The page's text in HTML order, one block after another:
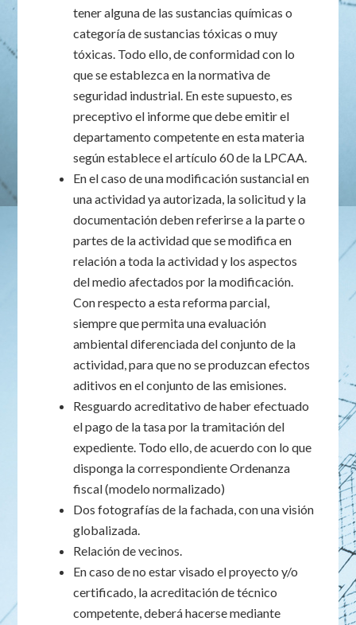
tener alguna de las sustancias químicas o
categoría de sustancias tóxicas o muy
tóxicas. Todo ello, de conformidad con lo
que se establezca en la normativa de
seguridad industrial. En este supuesto, es
preceptivo el informe que debe emitir el
departamento competente en esta materia
según establece el artículo 60 de la LPCAA.
En el caso de una modificación sustancial en
una actividad ya autorizada, la solicitud y la
documentación deben referirse a la parte o
partes de la actividad que se modifica en
relación a toda la actividad y los aspectos
del medio afectados por la modificación.
Con respecto a esta reforma parcial,
siempre que permita una evaluación
ambiental diferenciada del conjunto de la
actividad, para que no se produzcan efectos
aditivos en el conjunto de las emisiones.
Resguardo acreditativo de haber efectuado
el pago de la tasa por la tramitación del
expediente. Todo ello, de acuerdo con lo que
disponga la correspondiente Ordenanza
fiscal (modelo normalizado)
Dos fotografías de la fachada, con una visión
globalizada.
Relación de vecinos.
En caso de no estar visado el proyecto y/o
certificado, la acreditación de técnico
competente, deberá hacerse mediante